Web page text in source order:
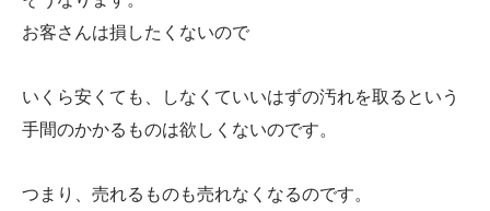
お客さんは損したくないので
いくら安くても、しなくていいはずの汚れを取るという
手間のかかるものは欲しくないのです。
つまり、売れるものも売れなくなるのです。